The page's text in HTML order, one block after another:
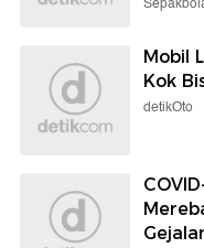
Mobil
Kok
detikOto